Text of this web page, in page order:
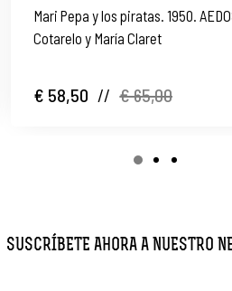
Mari Pepa y los piratas. 1950.
Cotarelo y María Claret
€ 58,50 // € 65,00
SUSCRÍBETE AHORA A NUESTRO